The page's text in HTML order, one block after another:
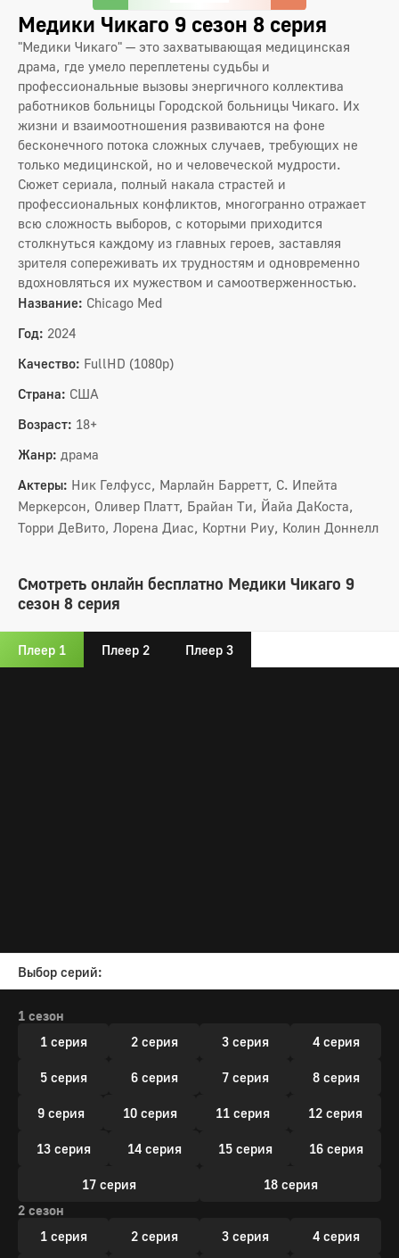
Медики Чикаго 9 сезон 8 серия
"Медики Чикаго" — это захватывающая медицинская
драма, где умело переплетены судьбы и
профессиональные вызовы энергичного коллектива
работников больницы Городской больницы Чикаго. Их
жизни и взаимоотношения развиваются на фоне
бесконечного потока сложных случаев, требующих не
только медицинской, но и человеческой мудрости.
Сюжет сериала, полный накала страстей и
профессиональных конфликтов, многогранно отражает
всю сложность выборов, с которыми приходится
столкнуться каждому из главных героев, заставляя
зрителя сопереживать их трудностям и одновременно
вдохновляться их мужеством и самоотверженностью.
Название: Chicago Med
Год: 2024
Качество: FullHD (1080p)
Страна: США
Возраст: 18+
Жанр: драма
Актеры: Ник Гелфусс, Марлайн Барретт, С. Ипейта
Меркерсон, Оливер Платт, Брайан Ти, Йайа ДаКоста,
Торри ДеВито, Лорена Диас, Кортни Риу, Колин Доннелл
Смотреть онлайн бесплатно Медики Чикаго 9
сезон 8 серия
Плеер 1 Плеер 2 Плеер 3
Выбор серий:
1 сезон
1 серия
2 серия 3 серия 4 серия
5 серия 6 серия 7 серия 8 серия
9 серия 10 серия 11 серия 12 серия
13 серия 14 серия 15 серия 16 серия
17 серия
18 серия
2 сезон
1 серия
2 серия 3 серия 4 серия